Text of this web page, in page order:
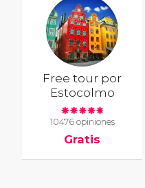
Free tour por
Estocolmo
10476 opiniones
Gratis